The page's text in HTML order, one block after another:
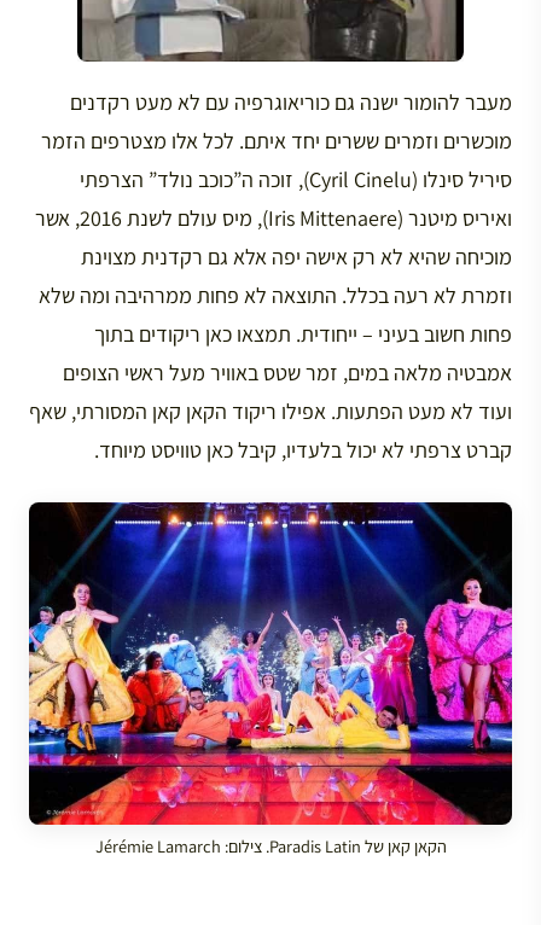
מעבר להומור ישנה גם כוריאוגרפיה עם לא מעט רקדנים
מוכשרים וזמרים ששרים יחד איתם. לכל אלו מצטרפים הזמר
סיריל סינלו (Cyril Cinelu), זוכה ה”כוכב נולד” הצרפתי
ואיריס מיטנר (Iris Mittenaere), מיס עולם לשנת 2016, אשר
מוכיחה שהיא לא רק אישה יפה אלא גם רקדנית מצוינת
וזמרת לא רעה בכלל. התוצאה לא פחות ממרהיבה ומה שלא
פחות חשוב בעיני – ייחודית. תמצאו כאן ריקודים בתוך
אמבטיה מלאה במים, זמר שטס באוויר מעל ראשי הצופים
ועוד לא מעט הפתעות. אפילו ריקוד הקאן קאן המסורתי, שאף
קברט צרפתי לא יכול בלעדיו, קיבל כאן טוויסט מיוחד.
הקאן קאן של Paradis Latin. צילום: Jérémie Lamarch